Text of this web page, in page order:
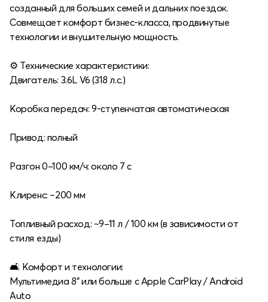
созданный для больших семей и дальних поездок.
Совмещает комфорт бизнес-класса, продвинутые
технологии и внушительную мощность.
⚙️ Технические характеристики:
Двигатель: 3.6L V6 (318 л.с.)
Коробка передач: 9-ступенчатая автоматическая
Привод: полный
Разгон 0–100 км/ч: около 7 с
Клиренс: ~200 мм
Топливный расход: ~9–11 л / 100 км (в зависимости от
стиля езды)
🛋 Комфорт и технологии:
Мультимедиа 8" или больше с Apple CarPlay / Android
Auto